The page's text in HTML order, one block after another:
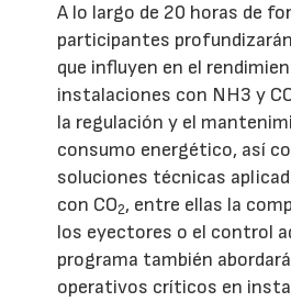
A lo largo de 20 horas de
participantes
que influyen en el
instalaciones con NH3 y
la regulación y el
consumo energético, así
soluciones técnicas
con CO2, entre ellas la
los eyectores o el control
programa también
operativos críticos en